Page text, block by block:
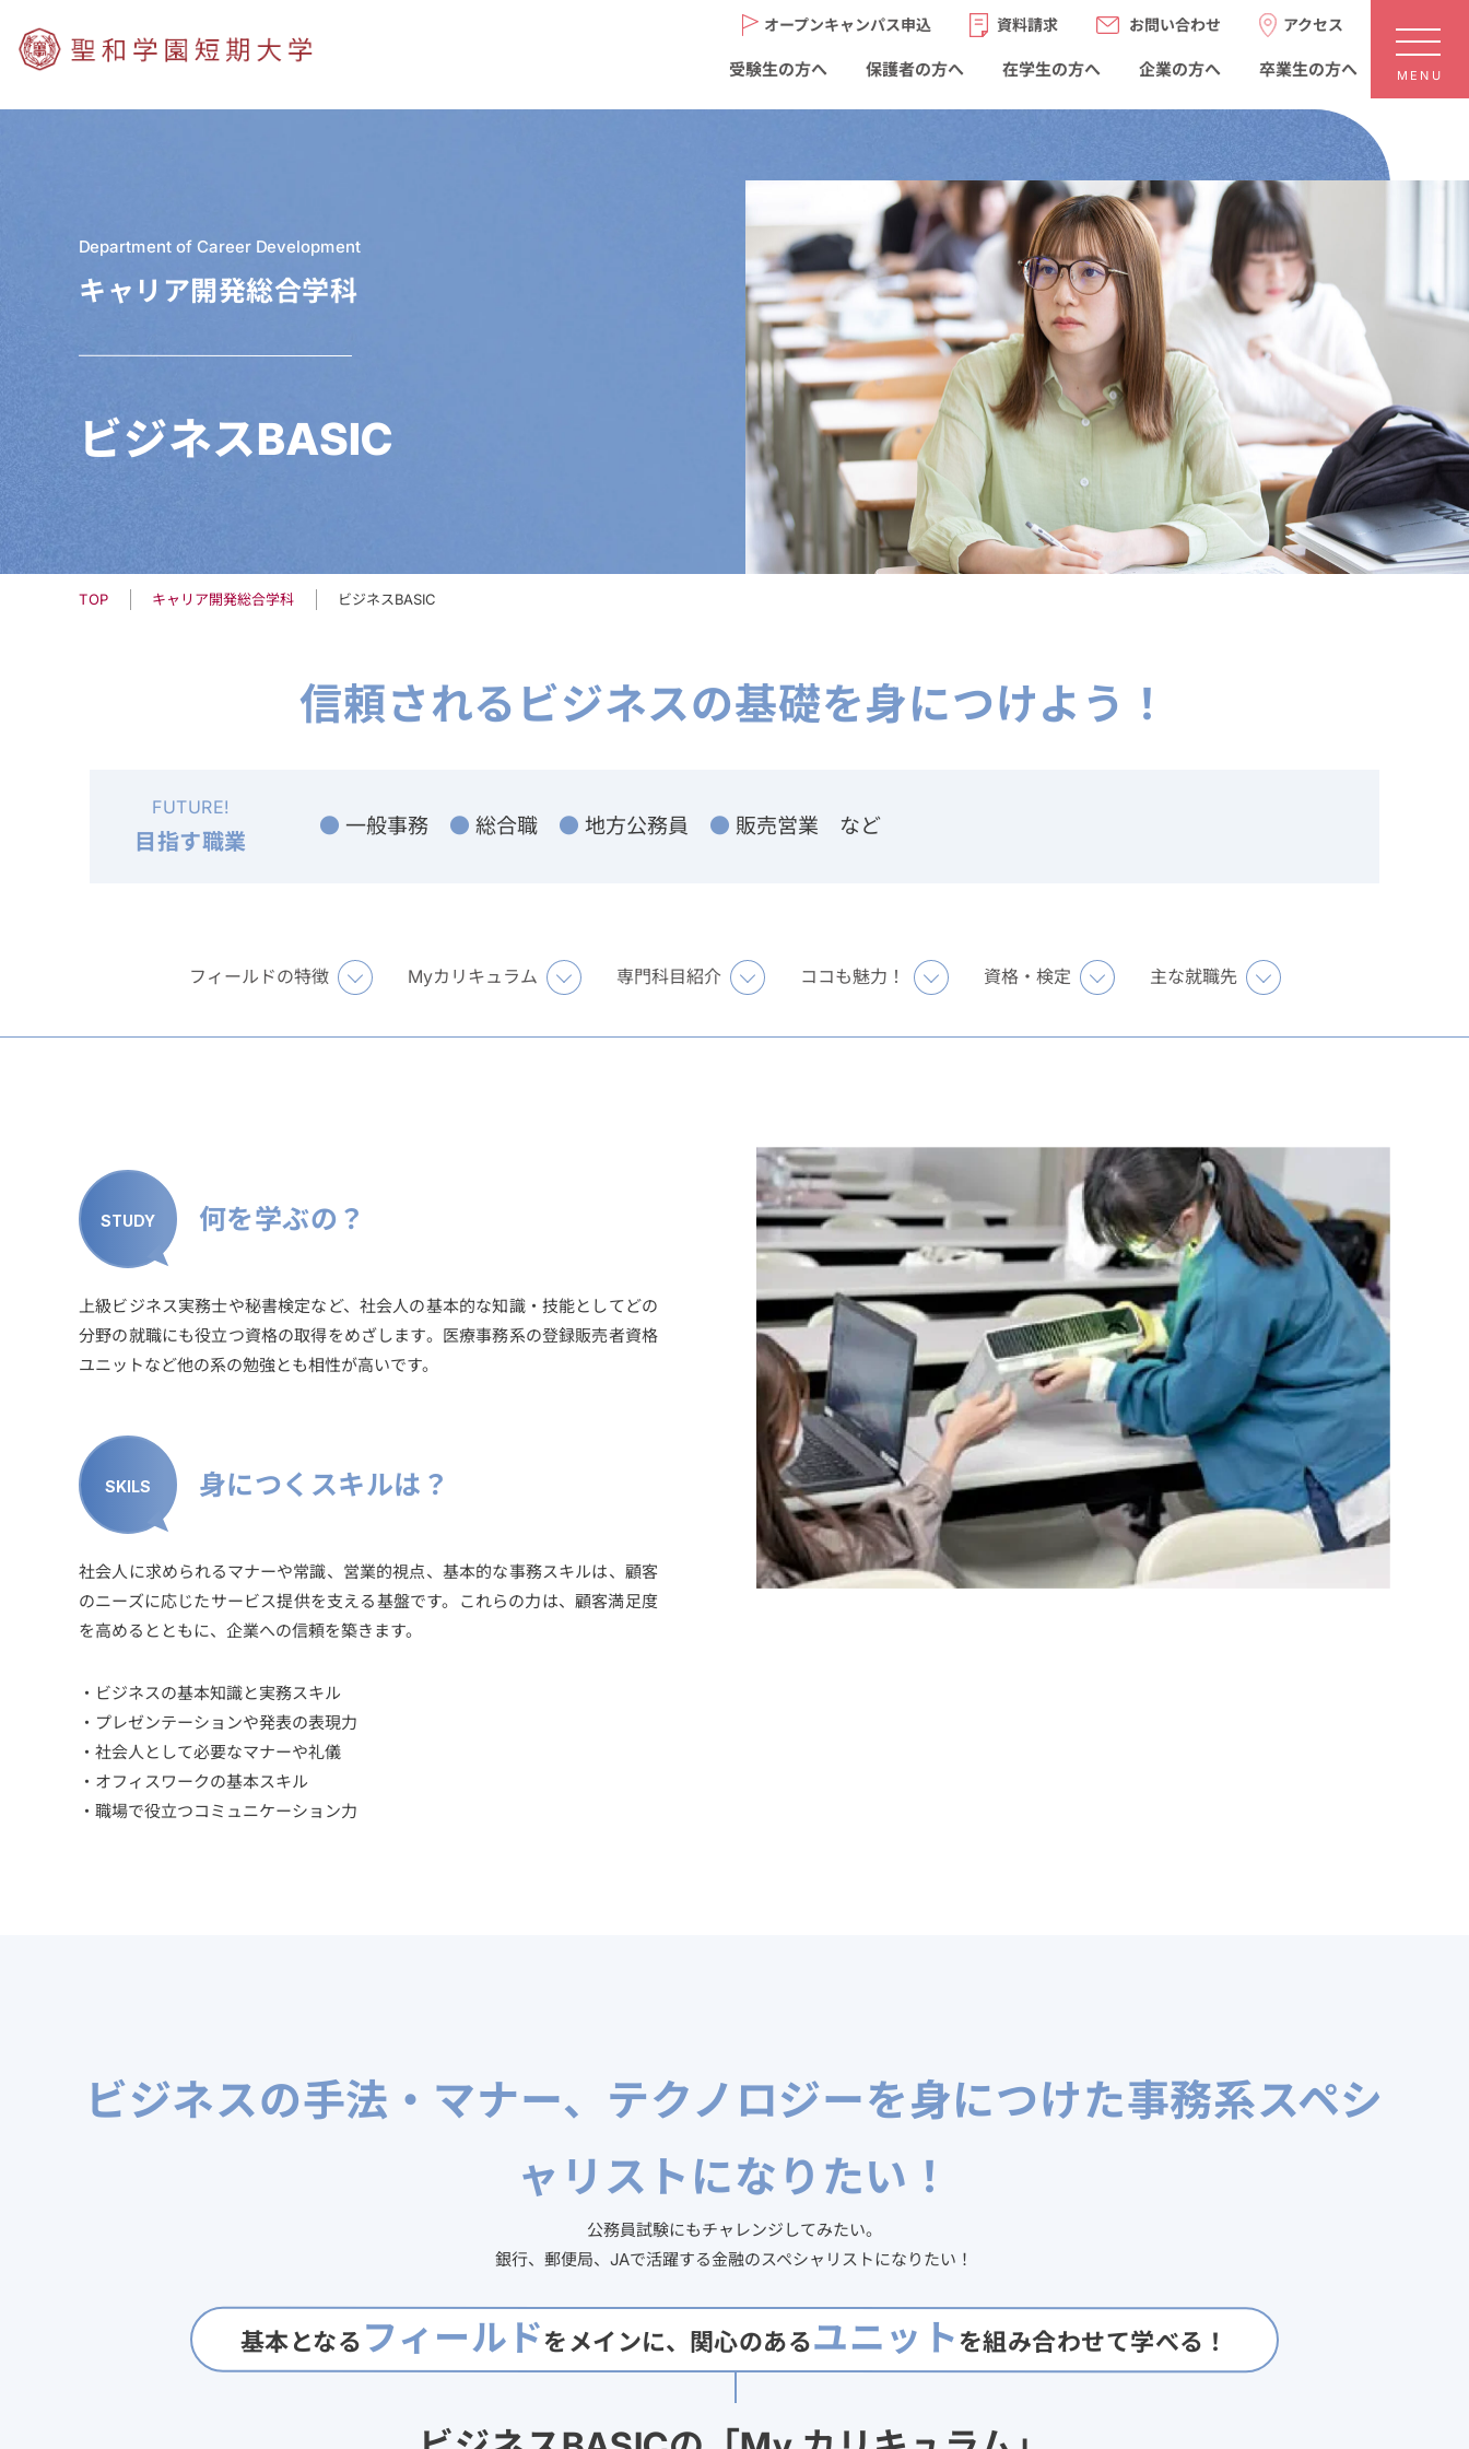
オープンキャンパス申込 資料請求 お問い合わせ アクセス
受験生の方へ 保護者の方へ 在学生の方へ 企業の方へ 卒業生の方へ MENU
Department of Career Development
キャリア開発総合学科
ビジネスBASIC
TOP キャリア開発総合学科 ビジネスBASIC
信頼されるビジネスの基礎を身につけよう！
FUTURE!
目指す職業
● 一般事務 ● 総合職 ● 地方公務員 ● 販売営業 など
フィールドの特徴 Myカリキュラム 専門科目紹介 ココも魅力！ 資格・検定 主な就職先
STUDY 何を学ぶの？
上級ビジネス実務士や秘書検定など、社会人の基本的な知識・技能としてどの
分野の就職にも役立つ資格の取得をめざします。医療事務系の登録販売者資格
ユニットなど他の系の勉強とも相性が高いです。
SKILS 身につくスキルは？
社会人に求められるマナーや常識、営業的視点、基本的な事務スキルは、顧客
のニーズに応じたサービス提供を支える基盤です。これらの力は、顧客満足度
を高めるとともに、企業への信頼を築きます。
・ビジネスの基本知識と実務スキル
・プレゼンテーションや発表の表現力
・社会人として必要なマナーや礼儀
・オフィスワークの基本スキル
・職場で役立つコミュニケーション力
ビジネスの手法・マナー、テクノロジーを身につけた事務系スペシ
ャリストになりたい！
公務員試験にもチャレンジしてみたい。
銀行、郵便局、JAで活躍する金融のスペシャリストになりたい！
基本となる フィールドをメインに、関心のあるユニットを組み合わせて学べる！